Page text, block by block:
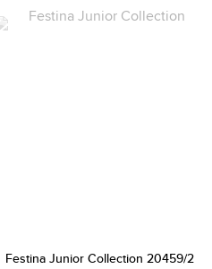
Festina Junior Collection 20459/2